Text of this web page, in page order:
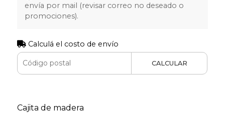
envía por mail (revisar correo no deseado o
promociones).
Calculá el costo de envío
CALCULAR
Cajita de madera